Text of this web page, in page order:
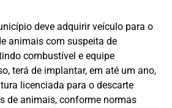
deve adquirir veículo para o
animais com suspeita de
combustível e equipe
terá de implantar, em até um ano,
licenciada para o descarte
de animais, conforme normas